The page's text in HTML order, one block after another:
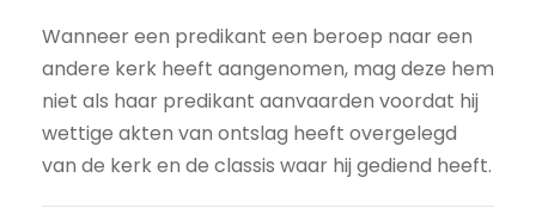
Wanneer een predikant een beroep naar een
andere kerk heeft aangenomen, mag deze hem
niet als haar predikant aanvaarden voordat hij
wettige akten van ontslag heeft overgelegd
van de kerk en de classis waar hij gediend heeft.